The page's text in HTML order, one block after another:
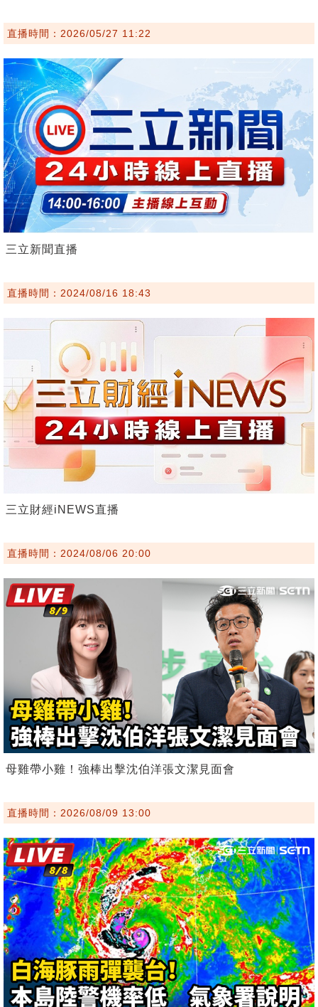
直播時間：2026/05/27 11:22
三立新聞直播
直播時間：2024/08/16 18:43
三立財經iNEWS直播
直播時間：2024/08/06 20:00
母雞帶小雞！強棒出擊沈伯洋張文潔見面會
直播時間：2026/08/09 13:00